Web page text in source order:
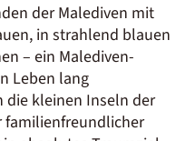
der Malediven mit
in strahlend blauen
– ein Malediven-
Leben lang
die kleinen Inseln der
familienfreundlicher